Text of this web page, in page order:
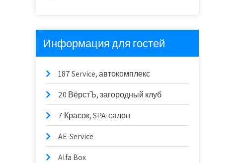
Информация для гостей
187 Service, автокомплекс
20 ВёрстЪ, загородный клуб
7 Красок, SPA-салон
AE-Service
Alfa Box